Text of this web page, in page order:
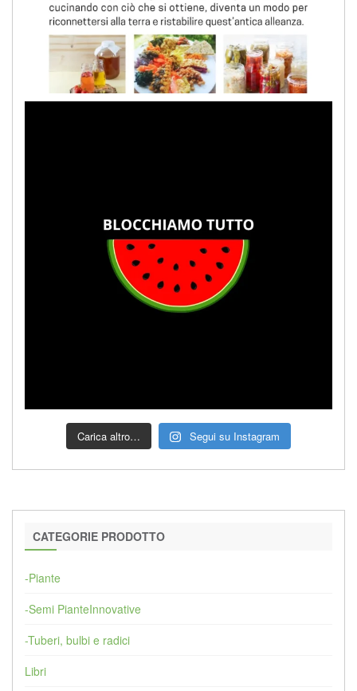
Carica altro… Segui su Instagram
CATEGORIE PRODOTTO
-Piante
-Semi PianteInnovative
-Tuberi, bulbi e radici
Libri